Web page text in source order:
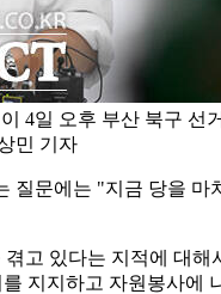
4일 오후 부산 북구 선
민 기자
질문에는 "지금 당을
고 있다는 지적에 대
지지하고 자원봉사